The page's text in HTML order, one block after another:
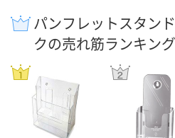
パンフレットスタン
クの売れ筋ランキング